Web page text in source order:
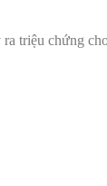
triệu chứng